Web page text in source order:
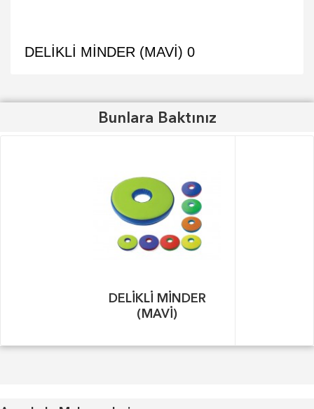
DELİKLİ MİNDER (MAVİ) 0
Bunlara Baktınız
DELİKLİ MİNDER
(MAVİ)